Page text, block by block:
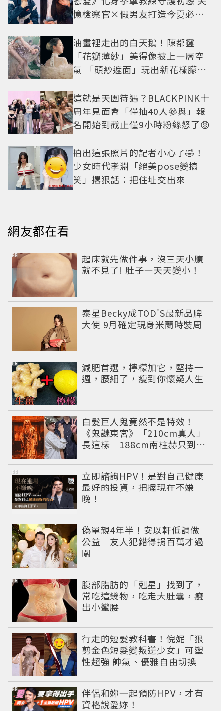
憶檢察官×假男友打造今夏必看
油畫裡走出的白天鵝！陳都靈
「花瓣薄紗」美得像披上一層空
氣 「頭紗遮面」玩出新花樣朦朧
這就是天團待遇？BLACKPINK十
周年見面會「僅抽40人參與」報
名開始到截止僅9小時粉絲怒了😡
拍出這張照片的記者小心了🤣！
少女時代孝淵「絕美pose變搞
笑」撂狠話：把住址交出來
網友都在看
起床就先做件事，沒三天小腹
就不見了! 肚子一天天變小！
PR
泰星Becky成TOD'S最新品牌
大使 9月確定現身米蘭時裝周
減肥首選，檸檬加它，堅持一
週，腰細了，瘦到你懷疑人生
PR
白髮巨人鬼竟然不是特效！
《鬼謎東宮》「210cm真人」
長這樣 188cm南柱赫只到他
立即諮詢HPV！是對自己健康
最好的投資，把握現在不嫌
晚！
PR
偽單親4年半！安以軒低調做
公益 友人犯錯得捐百萬才過
關
腹部脂肪的「剋星」找到了，
常吃這幾物，吃走大肚囊，瘦
出小蠻腰
PR
行走的短髮教科書！倪妮「狠
剪金色短髮變叛逆少女」可塑
性超強 帥氣、優雅自由切換
伴侶和妳一起預防HPV，才有
資格說愛妳！
PR